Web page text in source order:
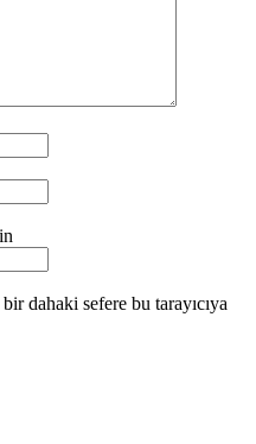
dahaki sefere bu tarayıcıya